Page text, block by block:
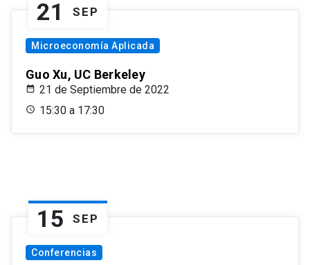
21 SEP
Microeconomía Aplicada
Guo Xu, UC Berkeley
21 de Septiembre de 2022
15:30 a 17:30
15 SEP
Conferencias